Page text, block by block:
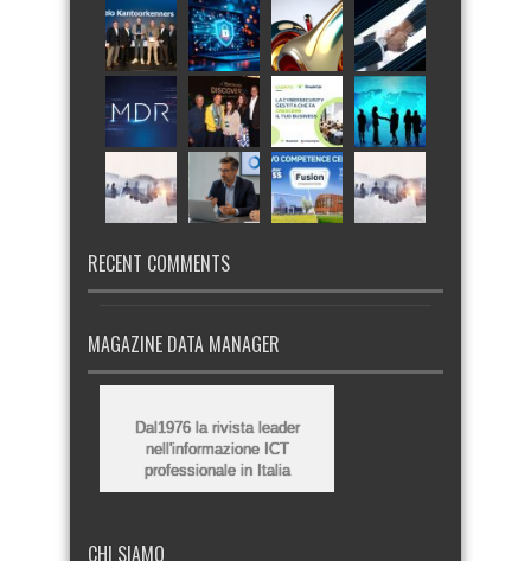
RECENT COMMENTS
MAGAZINE DATA MANAGER
Dal1976 la rivista leader
nell'informazione ICT
professionale in Italia
CHI SIAMO